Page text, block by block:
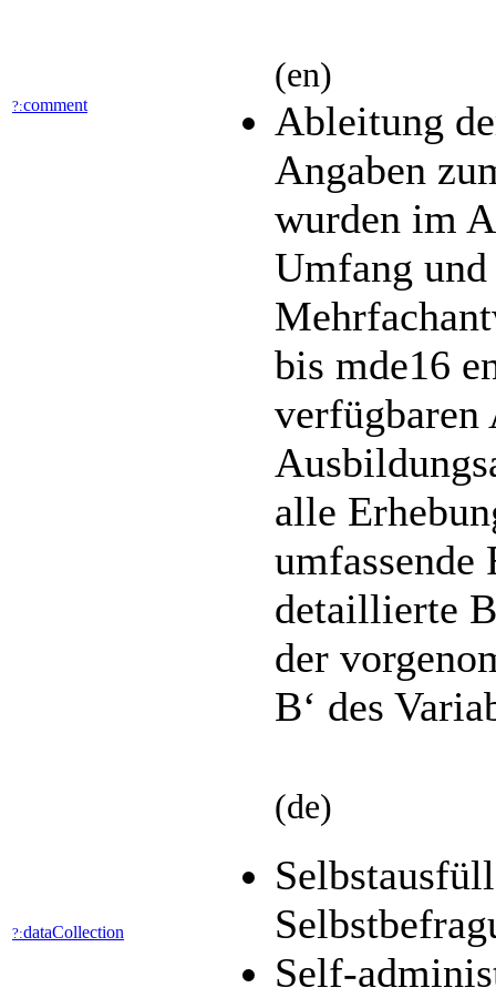
?:comment
(en)
Ableitung
Angaben
wurden im
Umfang
bis mde16
verfügbaren
alle
umfassende
detaillierte
der
B‘ des
(de)
?:dataCollection
Self-